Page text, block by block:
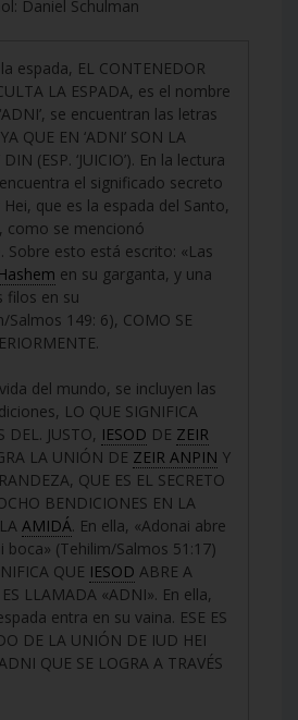
Daniel Schulman
espada, EL CONTENEDOR
LA ESPADA, es el nombre
se encuentran las letras
QUE EN ‘ADNI’ SON LA
(ESP. ‘JUICIO’). En la lectura
el significado secreto
Hei, que es la espada del Santo,
como se mencionó
Sobre esto está escrito: «Las
Hashem en su garganta, y una
filos en su
Salmos 149: 6), COMO SE
del mundo, se incluyen las
LO QUE SIGNIFICA
DEL. JUSTO, IESOD DE ZEIR
LA UNIÓN DE ZEIR ANPIN Y
QUE ES EL SECRETO
BENDICIONES EN LA
AMIDÁ. En ella, «Adonai abre
boca» (Tehilim/Salmos 51:17)
QUE IESOD ABRE A
LLAMADA «ADNI». En ella,
entra en su vaina. ESE ES
DE LA UNIÓN DE IUD HEI
QUE SE LOGRA A TRAVÉS